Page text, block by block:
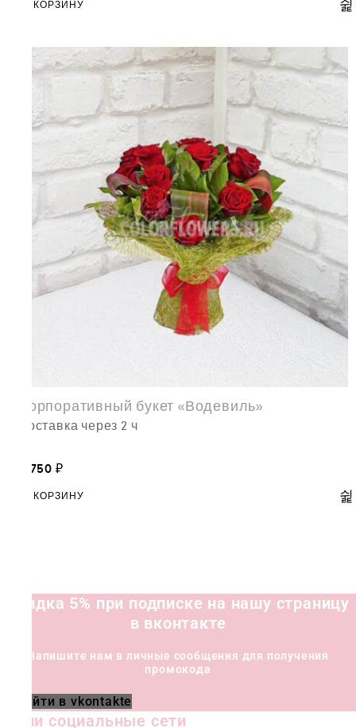
В КОРЗИНУ
Корпоративный букет «Водевиль»
доставка через 2 ч
7,750 ₽
В КОРЗИНУ
Скидка 5% при подписке на нашу страницу
в вконтакте
Напишите нам в личные сообщения для получения
промокода
Перейти в vkontakte
Наши социальные сети